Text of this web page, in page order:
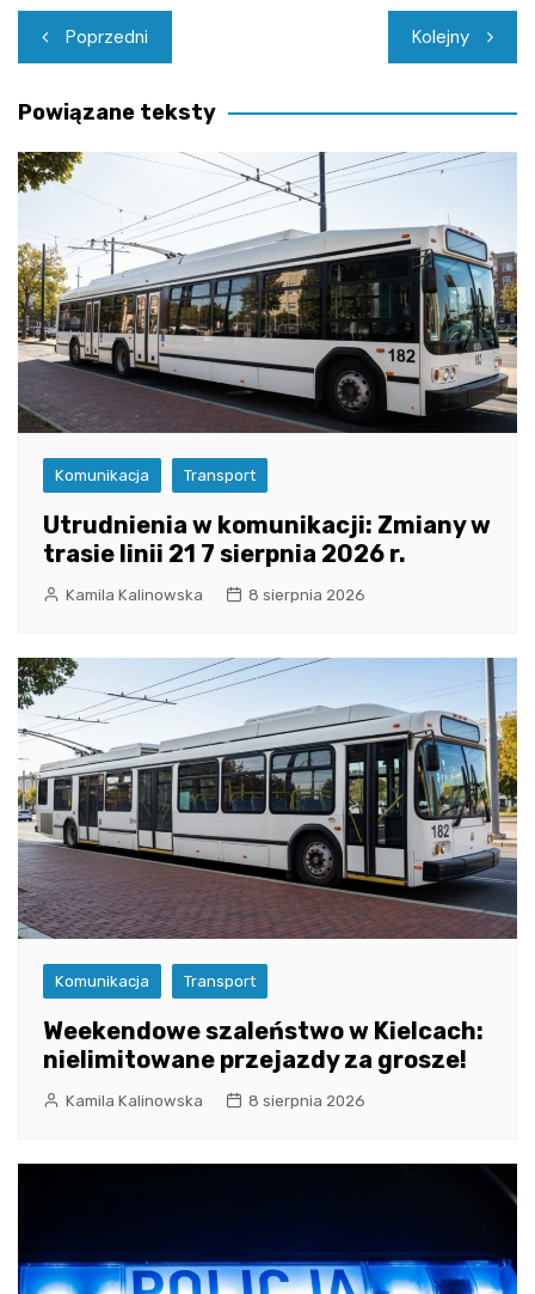
Nawigacja
wpisu
Poprzedni Kolejny
Powiązane teksty
Komunikacja Transport
Utrudnienia w komunikacji: Zmiany w
trasie linii 21 7 sierpnia 2026 r.
Kamila Kalinowska 8 sierpnia 2026
Komunikacja Transport
Weekendowe szaleństwo w Kielcach:
nielimitowane przejazdy za grosze!
Kamila Kalinowska 8 sierpnia 2026